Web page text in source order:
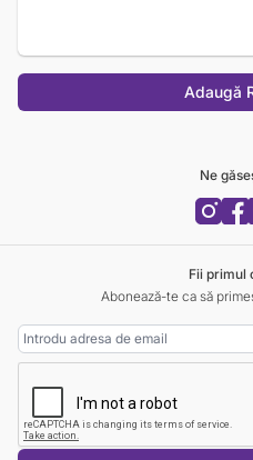
Adaugă
Ne
Fii primul
Abonează-te ca să
Adresa Email